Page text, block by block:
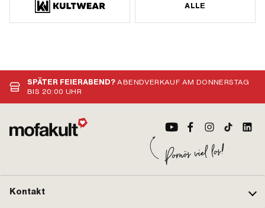
ALLE
SPÄTER FEIERABEND?ABENDVERKAUF AM DONNERSTAG
BIS 20:00 UHR
Kontakt